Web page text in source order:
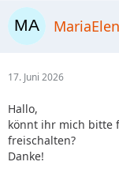
17. Juni 2026
Hallo,
könnt ihr mich bitte
freischalten?
Danke!